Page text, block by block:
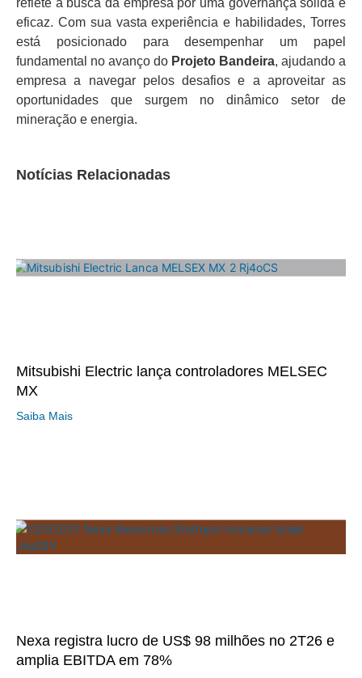
eficaz. Com sua vasta experiência e habilidades, Torres
está posicionado para desempenhar um papel
fundamental no avanço do Projeto Bandeira, ajudando a
empresa a navegar pelos desafios e a aproveitar as
oportunidades que surgem no dinâmico setor de
mineração e energia.
Notícias Relacionadas
Mitsubishi Electric lança controladores MELSEC
MX
Saiba Mais
Nexa registra lucro de US$ 98 milhões no 2T26 e
amplia EBITDA em 78%